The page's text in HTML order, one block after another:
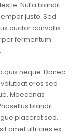
Nulla blandit
justo. Sed
auctor convallis
fermentum
quis neque. Donec
eros sed
Maecenas
blandit
placerat sed.
amet ultricies ex